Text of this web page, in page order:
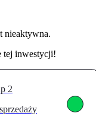
nieaktywna.
tej inwestycji!
2